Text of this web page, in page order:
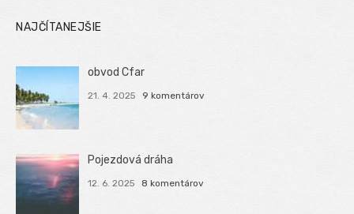
NAJČÍTANEJŠIE
obvod Cfar
21. 4. 2025 9 komentárov
Pojezdová dráha
12. 6. 2025 8 komentárov